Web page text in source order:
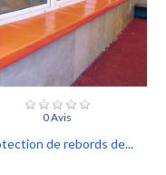
0 Avis
de rebords de...